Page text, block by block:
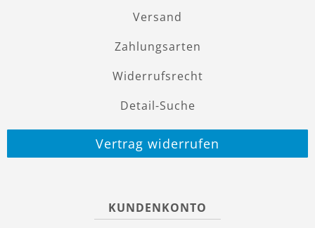
Versand
Zahlungsarten
Widerrufsrecht
Detail-Suche
Vertrag widerrufen
KUNDENKONTO